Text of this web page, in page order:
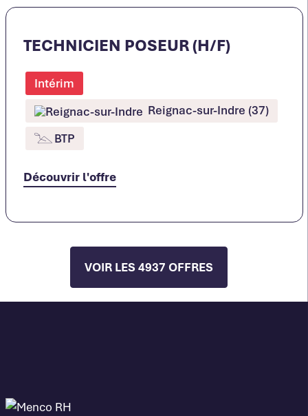
TECHNICIEN POSEUR (H/F)
Intérim
Reignac-sur-Indre (37)
BTP
Découvrir l'offre
VOIR LES 4937 OFFRES